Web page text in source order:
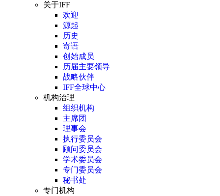
关于IFF
欢迎
源起
历史
寄语
创始成员
历届主要领导
战略伙伴
IFF全球中心
机构治理
组织机构
主席团
理事会
执行委员会
顾问委员会
学术委员会
专门委员会
秘书处
专门机构